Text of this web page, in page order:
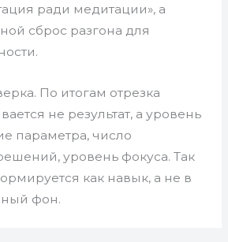
ради медитации», а
сброс разгона для
По итогам отрезка
не результат, а уровень
параметра, число
уровень фокуса. Так
как навык, а не в
фон.